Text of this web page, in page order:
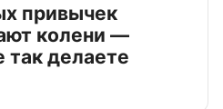
привычек
колени —
делаете